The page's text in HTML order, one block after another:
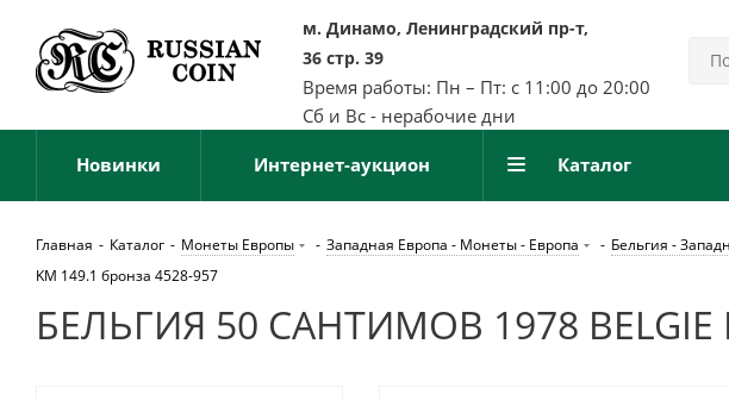
м. Динамо, Ленинградский пр-т,
36 стр. 39
Время работы: Пн – Пт: с 11:00 до 20:00
Сб и Вс - нерабочие дни
Новинки Интернет-аукцион Каталог
Главная - Каталог - Монеты Европы - Западная Европа - Монеты - Европа - Бельгия -
KM 149.1 бронза 4528-957
БЕЛЬГИЯ 50 САНТИМОВ 1978 BELGIE